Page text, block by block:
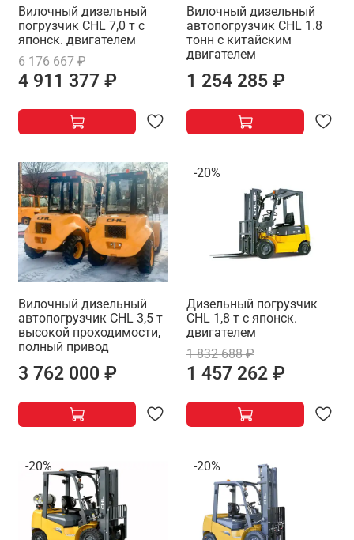
Вилочный дизельный
погрузчик CHL 7,0 т с
японск. двигателем
6 176 667 ₽
4 911 377 ₽
Вилочный дизельный
автопогрузчик CHL 1.8
тонн с китайским
двигателем
1 254 285 ₽
Вилочный дизельный
автопогрузчик CHL 3,5 т
высокой проходимости,
полный привод
3 762 000 ₽
-20%
Дизельный погрузчик
CHL 1,8 т с японск.
двигателем
1 832 688 ₽
1 457 262 ₽
-20% -20%